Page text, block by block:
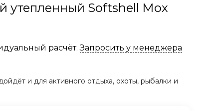
утепленный Softshell Мох
расчёт.Запросить у менеджера
и для активного отдыха, охоты, рыбалки и